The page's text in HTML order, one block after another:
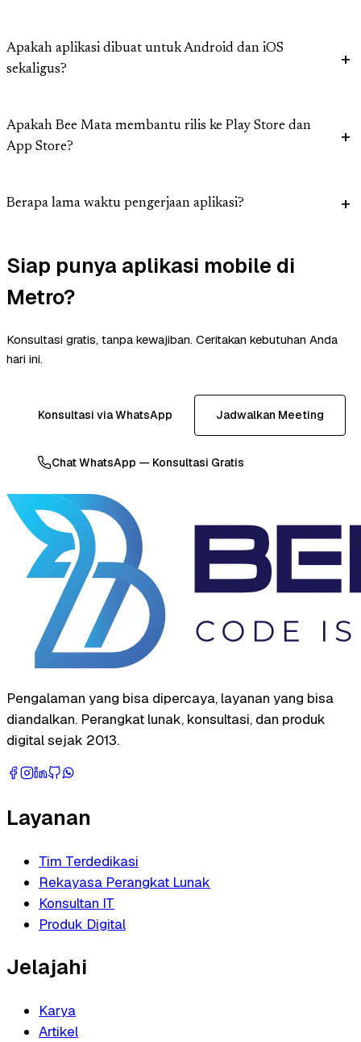
Apakah aplikasi dibuat untuk Android dan iOS
sekaligus?
Apakah Bee Mata membantu rilis ke Play Store dan
App Store?
Berapa lama waktu pengerjaan aplikasi?
Siap punya aplikasi mobile di
Metro?
Konsultasi gratis, tanpa kewajiban. Ceritakan kebutuhan Anda
hari ini.
Konsultasi via WhatsApp Jadwalkan Meeting
Chat WhatsApp — Konsultasi Gratis
Pengalaman yang bisa dipercaya, layanan yang bisa
diandalkan. Perangkat lunak, konsultasi, dan produk
digital sejak 2013.
Layanan
Tim Terdedikasi
Rekayasa Perangkat Lunak
Konsultan IT
Produk Digital
Jelajahi
Karya
Artikel